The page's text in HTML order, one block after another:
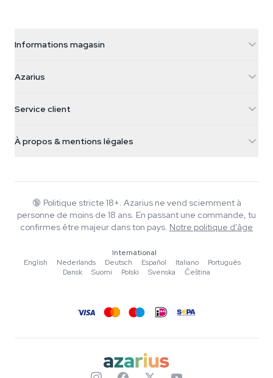
Informations magasin
Galvaniweg 11
Nederland
+31(0)204897914
Azarius
Smokeshop
Service client
Politique de retour
Politique de confidentialité
À propos & mentions légales
Wiki
Musique
Normes éditoriales
Outils & Calculateurs
🔞 Politique stricte 18+. Azarius ne vend sciemment à
personne de moins de 18 ans. En passant une commande, tu
confirmes être majeur dans ton pays. Notre politique d'âge
International
English
·Nederlands ·Deutsch ·Español ·Italiano ·Português
·
Dansk
·Suomi ·Polski ·Svenska ·Čeština